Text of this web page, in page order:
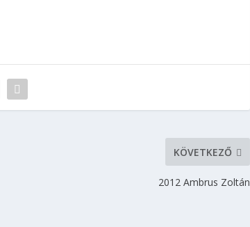
KÖVETKEZŐ
2012 Ambrus Zoltán